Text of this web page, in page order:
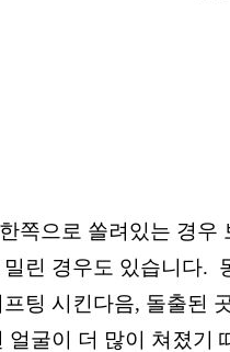
쪽으로 쏠려있는 경
린 경우도 있습니다.
팅 시킨다음, 돌출된
얼굴이 더 많이 쳐졌